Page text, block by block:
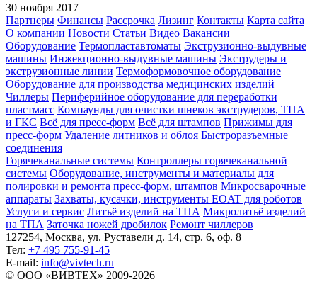
30 ноября 2017
Партнеры Финансы Рассрочка Лизинг Контакты Карта сайта
О компании Новости Статьи Видео Вакансии
Оборудование Термопластавтоматы Экструзионно-выдувные
машины Инжекционно-выдувные машины Экструдеры и
экструзионные линии Термоформовочное оборудование
Оборудование для производства медицинских изделий
Чиллеры Периферийное оборудование для переработки
пластмасс Компаунды для очистки шнеков экструдеров, ТПА
и ГКС Всё для пресс-форм Всё для штампов Прижимы для
пресс-форм Удаление литников и облоя Быстроразъемные
соединения
Горячеканальные системы Контроллеры горячеканальной
системы Оборудование, инструменты и материалы для
полировки и ремонта пресс-форм, штампов Микросварочные
аппараты Захваты, кусачки, инструменты EOAT для роботов
Услуги и сервис Литъё изделий на ТПА Микролитьё изделий
на ТПА Заточка ножей дробилок Ремонт чиллеров
127254, Москва, ул. Руставели д. 14, стр. 6, оф. 8
Тел: +7 495 755-91-45
Е-mail: info@vivtech.ru
© ООО «ВИВТЕХ» 2009-2026